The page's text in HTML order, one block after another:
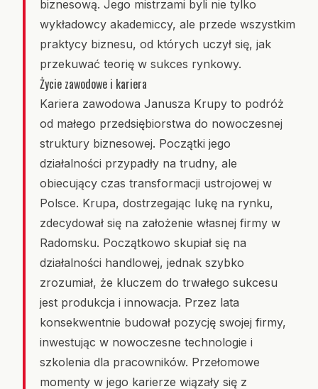
biznesową. Jego mistrzami byli nie tylko
wykładowcy akademiccy, ale przede wszystkim
praktycy biznesu, od których uczył się, jak
przekuwać teorię w sukces rynkowy.
Życie zawodowe i kariera
Kariera zawodowa Janusza Krupy to podróż
od małego przedsiębiorstwa do nowoczesnej
struktury biznesowej. Początki jego
działalności przypadły na trudny, ale
obiecujący czas transformacji ustrojowej w
Polsce. Krupa, dostrzegając lukę na rynku,
zdecydował się na założenie własnej firmy w
Radomsku. Początkowo skupiał się na
działalności handlowej, jednak szybko
zrozumiał, że kluczem do trwałego sukcesu
jest produkcja i innowacja. Przez lata
konsekwentnie budował pozycję swojej firmy,
inwestując w nowoczesne technologie i
szkolenia dla pracowników. Przełomowe
momenty w jego karierze wiązały się z